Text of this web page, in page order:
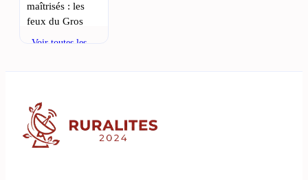
maîtrisés : les
feux du Gros
récemment dans
le massif des
Voir toutes les